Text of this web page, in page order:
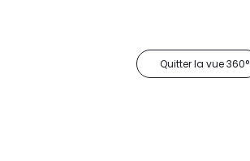
Quitter la vue 360°